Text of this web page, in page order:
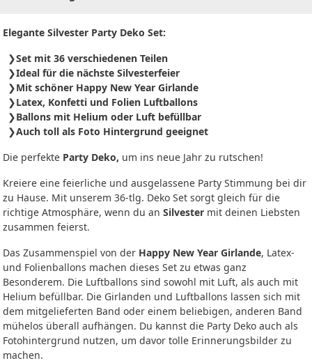
Elegante Silvester Party Deko Set:
Set mit 36 verschiedenen Teilen
Ideal für die nächste Silvesterfeier
Mit schöner Happy New Year Girlande
Latex, Konfetti und Folien Luftballons
Ballons mit Helium oder Luft befüllbar
Auch toll als Foto Hintergrund geeignet
Die perfekte Party Deko, um ins neue Jahr zu rutschen!
Kreiere eine feierliche und ausgelassene Party Stimmung bei dir
zu Hause. Mit unserem 36-tlg. Deko Set sorgt gleich für die
richtige Atmosphäre, wenn du an Silvester mit deinen Liebsten
zusammen feierst.
Das Zusammenspiel von der Happy New Year Girlande, Latex-
und Folienballons machen dieses Set zu etwas ganz
Besonderem. Die Luftballons sind sowohl mit Luft, als auch mit
Helium befüllbar. Die Girlanden und Luftballons lassen sich mit
dem mitgelieferten Band oder einem beliebigen, anderen Band
mühelos überall aufhängen. Du kannst die Party Deko auch als
Fotohintergrund nutzen, um davor tolle Erinnerungsbilder zu
machen.